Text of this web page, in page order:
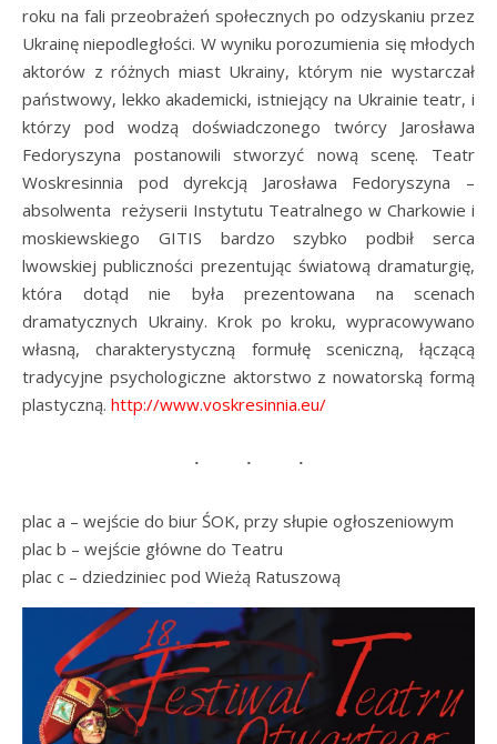
roku na fali przeobrażeń społecznych po odzyskaniu przez
Ukrainę niepodległości. W wyniku porozumienia się młodych
aktorów z różnych miast Ukrainy, którym nie wystarczał
państwowy, lekko akademicki, istniejący na Ukrainie teatr, i
którzy pod wodzą doświadczonego twórcy Jarosława
Fedoryszyna postanowili stworzyć nową scenę. Teatr
Woskresinnia pod dyrekcją Jarosława Fedoryszyna –
absolwenta reżyserii Instytutu Teatralnego w Charkowie i
moskiewskiego GITIS bardzo szybko podbił serca
lwowskiej publiczności prezentując światową dramaturgię,
która dotąd nie była prezentowana na scenach
dramatycznych Ukrainy. Krok po kroku, wypracowywano
własną, charakterystyczną formułę sceniczną, łączącą
tradycyjne psychologiczne aktorstwo z nowatorską formą
plastyczną. http://www.voskresinnia.eu/
plac a – wejście do biur ŚOK, przy słupie ogłoszeniowym
plac b – wejście główne do Teatru
plac c – dziedziniec pod Wieżą Ratuszową